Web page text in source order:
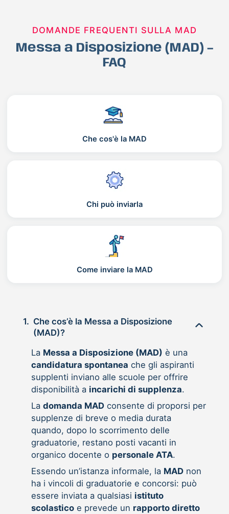
DOMANDE FREQUENTI SULLA MAD
Messa a Disposizione (MAD) –
FAQ
Che cos'è la MAD
Chi può inviarla
Come inviare la MAD
1. Che cos’è la Messa a Disposizione
(MAD)?
La Messa a Disposizione (MAD) è una
candidatura spontanea che gli aspiranti
supplenti inviano alle scuole per offrire
disponibilità a incarichi di supplenza.
La domanda MADconsente di proporsi per
supplenze di breve o media durata
quando, dopo lo scorrimento delle
graduatorie, restano posti vacanti in
organico docente o personale ATA.
Essendo un’istanza informale, la MADnon
ha i vincoli di graduatorie e concorsi: può
essere inviata a qualsiasi istituto
scolasticoe prevede un rapporto diretto